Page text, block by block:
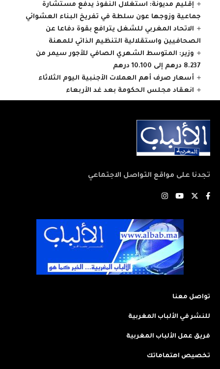
إقليم مديونة: استغلال النفوذ يدفع مستشارة
جماعية وزوجها عون سلطة في تفريخ البناء العشوائي
الاتحاد المغربي للشغل يترافع بقوة دفاعا عن
الصحافيين واستقلالية التنظيم الذاتي للمهنة
وزير: المتوسط الشهري الصافي للأجور سيمر من
8.237 درهم إلى 10.100 درهم
أسعار صرف أهم العملات الأجنبية اليوم الثلاثاء
انعقاد مجلس الحكومة بعد غد الأربعاء
تجدنا على مواقع التواصل الاجتماعي
تواصل معنا
للنشر في الألباب المغربية
فريق عمل الألباب المغربية
تخصيص اهتماماتك